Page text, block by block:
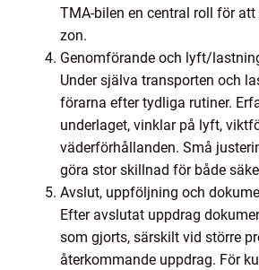
TMA-bilen en central roll för
zon.
Genomförande och lyft/
Under själva transporten och
förarna efter tydliga rutiner.
underlaget, vinklar på lyft,
väderförhållanden. Små
göra stor skillnad för både
Avslut, uppföljning och
Efter avslutat uppdrag
som gjorts, särskilt vid större
återkommande uppdrag. För